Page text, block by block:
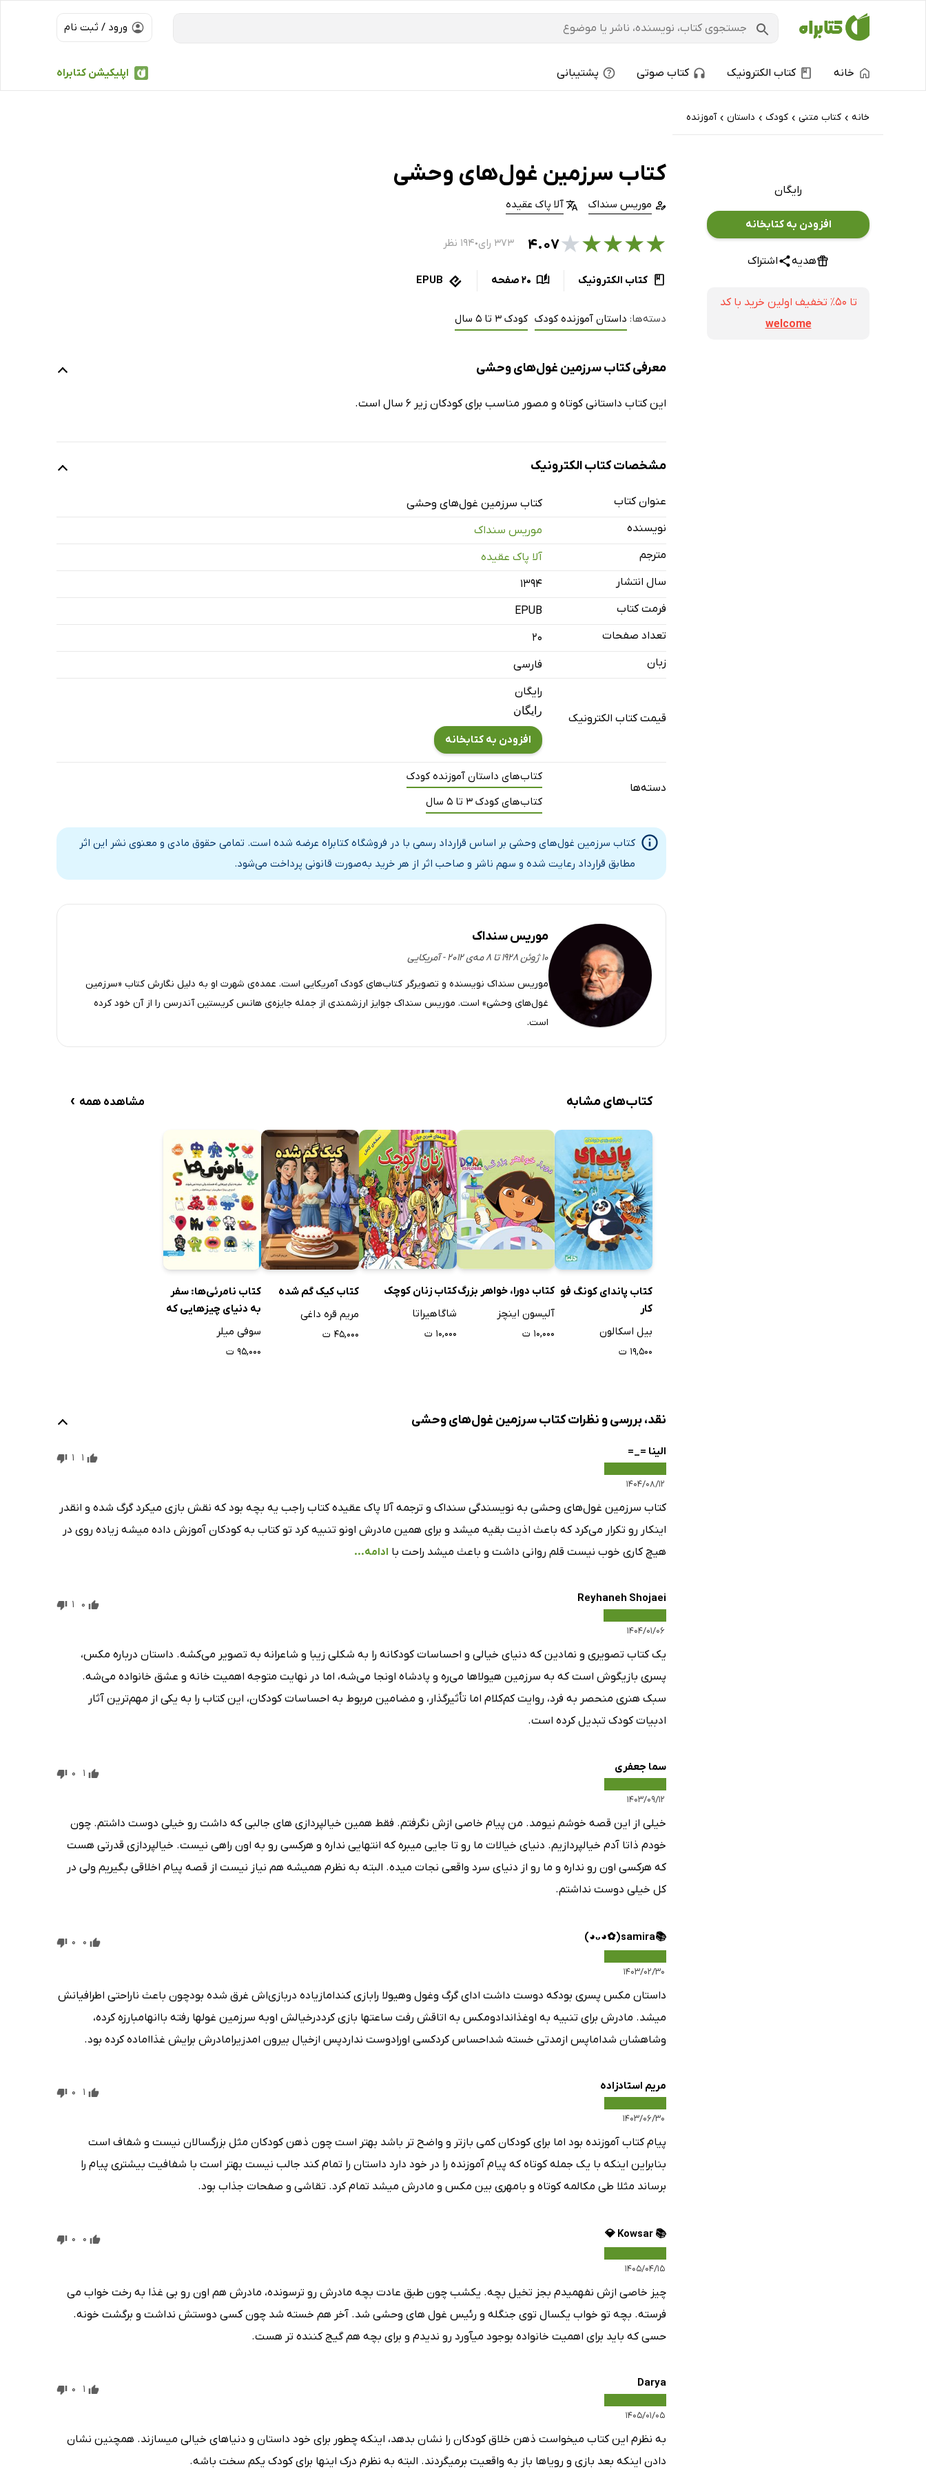
ورود / ثبت نام
اپلیکیشن کتابراه خانه کتاب الکترونیک کتاب صوتی پشتیبانی
خانه › کتاب‌ متنی › کودک › داستان › آموزنده
رایگان
افزودن به کتابخانه
هدیه اشتراک
تا ۵۰٪ تخفیف اولین خرید با کد
welcome
کتاب سرزمین غول‌های وحشی
موریس سنداک آلا پاک عقیده
★
★
★
★
★۴.۰۷ ۳۷۳ رای ● ۱۹۴ نظر
کتاب الکترونیک 20 صفحه EPUB
دسته‌ها: داستان آموزنده کودک کودک 3 تا 5 سال
معرفی کتاب سرزمین غول‌های وحشی
این کتاب داستانی کوتاه و مصور مناسب برای کودکان زیر 6 سال است.
مشخصات کتاب الکترونیک
عنوان کتاب
کتاب سرزمین غول‌های وحشی
نویسنده
موریس سنداک
مترجم
آلا پاک عقیده
سال انتشار
۱۳۹۴
فرمت کتاب
EPUB
تعداد صفحات
20
زبان
فارسی
قیمت کتاب الکترونیک
رایگان
رایگان
افزودن به کتابخانه
دسته‌ها
کتاب‌های داستان آموزنده کودک
کتاب‌های کودک 3 تا 5 سال
کتاب سرزمین غول‌های وحشی بر اساس قرارداد رسمی با در فروشگاه کتابراه عرضه شده است. تمامی حقوق مادی و معنوی نشر این اثر
مطابق قرارداد رعایت شده و سهم ناشر و صاحب اثر از هر خرید به‌صورت قانونی پرداخت می‌شود.
موریس سنداک
۱۰ ژوئن ۱۹۲۸ تا ۸ مه‌ی ۲۰۱۲ - آمریکایی
موریس سنداک نویسنده و تصویرگر کتاب‌های کودک آمریکایی است. عمده‌ی شهرت او به دلیل نگارش کتاب «سرزمین
غول‌های وحشی» است. موریس سنداک جوایز ارزشمندی از جمله جایزه‌ی هانس کریستین آندرسن را از آن خود کرده
است.
کتاب‌های مشابه مشاهده همه ›
کتاب پاندای کونگ فو
کار
بیل اسکالون
۱۹,۵۰۰ ت
کتاب دورا، خواهر بزرگ
آلیسون اینچز
۱۰,۰۰۰ ت
کتاب زنان کوچک
شاگاهیراتا
۱۰,۰۰۰ ت
کتاب کیک گم شده
مریم قره داغی
۴۵,۰۰۰ ت
کتاب نامرئی‌ها: سفر
به دنیای چیزهایی که
هستند ولی دیده
سوفی میلر
۹۵,۰۰۰ ت
نقد، بررسی و نظرات کتاب سرزمین غول‌های وحشی
الینا ⁦=⁠_⁠=⁩
۱۴۰۴/۰۸/۱۲
1
1
کتاب سرزمین غول‌های وحشی به نویسندگی سنداک و ترجمه آلا پاک عقیده کتاب راجب یه بچه بود که نقش بازی میکرد گرگ شده و انقدر
اینکار رو تکرار می‌کرد که باعث اذیت بقیه میشد و برای همین مادرش اونو تنبیه کرد تو کتاب به کودکان آموزش داده میشه زیاده روی در
هیچ کاری خوب نیست قلم روانی داشت و باعث میشد راحت با ادامه...
Reyhaneh Shojaei
۱۴۰۴/۰۱/۰۶
0
1
یک کتاب تصویری و نمادین که دنیای خیالی و احساسات کودکانه را به شکلی زیبا و شاعرانه به تصویر می‌کشه. داستان درباره مکس،
پسری بازیگوش است که به سرزمین هیولاها می‌ره و پادشاه اونجا می‌شه، اما در نهایت متوجه اهمیت خانه و عشق خانواده می‌شه.
سبک هنری منحصر به فرد، روایت کم‌کلام اما تأثیرگذار، و مضامین مربوط به احساسات کودکان، این کتاب را به یکی از مهم‌ترین آثار
ادبیات کودک تبدیل کرده است.
سما جعفری
۱۴۰۳/۰۹/۱۲
1
0
خیلی از این قصه خوشم نیومد. من پیام خاصی ازش نگرفتم. فقط همین خیالپردازی های جالبی که داشت رو خیلی دوست داشتم. چون
خودم ذاتا آدم خیالپردازیم. دنیای خیالات ما رو تا جایی میبره که انتهایی نداره و هرکسی رو به اون راهی نیست. خیالپردازی قدرتی هست
که هرکسی اون رو نداره و ما رو از دنیای سرد واقعی نجات میده. البته به نظرم همیشه هم نیاز نیست از قصه پیام اخلاقی بگیریم ولی در
کل خیلی دوست نداشتم.
📚samira⁦(⁠◕⁠ᴗ⁠◕⁠✿⁠)⁩⁦
۱۴۰۳/۰۲/۳۰
0
0
داستان مکس پسری بودکه دوست داشت ادای گرگ وغول وهیولا رابازی کندامازیاده دربازی‌اش غرق شده بودچون باعث ناراحتی اطرافیانش
میشد. مادرش برای تنبیه به اوغذاندادومکس به اتاقش رفت ساعتها بازی کرددرخیالش اوبه سرزمین غولها رفته باانهامبارزه کرده،
وشاهشان شداماپس ازمدتی خسته شداحساس کردکسی اورادوست نداردپس ازخیال بیرون امدزیرامادرش برایش غذااماده کرده بود.
مریم استادزاده
۱۴۰۳/۰۶/۳۰
1
0
پیام کتاب آموزنده بود اما برای کودکان کمی بازتر و واضح تر باشد بهتر است چون ذهن کودکان مثل بزرگسالان نیست و شفاف است
بنابراین اینکه با یک جمله کوتاه که پیام آموزنده را در خود دارد داستان را تمام کند جالب نیست بهتر است با شفافیت بیشتری پیام را
برساند مثلا طی مکالمه کوتاه و بامهری بین مکس و مادرش میشد تمام کرد. تقاشی و صفحات جذاب بود.
📚 Kowsar 💎
۱۴۰۵/۰۴/۱۵
0
0
چیز خاصی ازش نفهمیدم بجز تخیل بچه. یکشب چون طبق عادت بچه مادرش رو ترسونده، مادرش هم اون رو بی غذا به رخت خواب می
فرسته. بچه تو خواب یکسال توی جنگله و رئیس غول های وحشی شد. آخر هم خسته شد چون کسی دوستش نداشت و برگشت خونه.
حسی که باید برای اهمیت خانواده بوجود میآورد رو ندیدم و برای بچه هم گیج کننده تر هست.
Darya
۱۴۰۵/۰۱/۰۵
1
0
به نظرم این کتاب میخواست ذهن خلاق کودکان را نشان بدهد، اینکه چطور برای خود داستان و دنیا‌های خیالی میسازند. همچنین نشان
دادن اینکه بعد بازی و رویا‌ها باز به واقعیت برمیگردند. البته به نظرم درک اینها برای کودک یکم سخت باشه.